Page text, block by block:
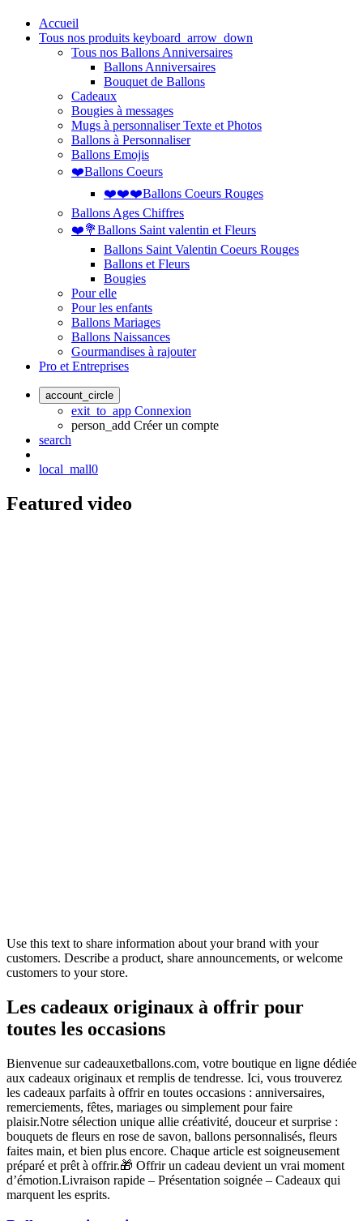
Accueil
Tous nos produits keyboard_arrow_down
Tous nos Ballons Anniversaires
Ballons Anniversaires
Bouquet de Ballons
Cadeaux
Bougies à messages
Mugs à personnaliser Texte et Photos
Ballons à Personnaliser
Ballons Emojis
❤️Ballons Coeurs
❤️❤️❤️Ballons Coeurs Rouges
Ballons Ages Chiffres
❤️💐Ballons Saint valentin et Fleurs
Ballons Saint Valentin Coeurs Rouges
Ballons et Fleurs
Bougies
Pour elle
Pour les enfants
Ballons Mariages
Ballons Naissances
Gourmandises à rajouter
Pro et Entreprises
account_circle
exit_to_app Connexion
person_add Créer un compte
search
local_mall0
Featured video
Use this text to share information about your brand with your
customers. Describe a product, share announcements, or welcome
customers to your store.
Les cadeaux originaux à offrir pour
toutes les occasions
Bienvenue sur cadeauxetballons.com, votre boutique en ligne dédiée
aux cadeaux originaux et remplis de tendresse. Ici, vous trouverez
les cadeaux parfaits à offrir en toutes occasions : anniversaires,
remerciements, fêtes, mariages ou simplement pour faire
plaisir.Notre sélection unique allie créativité, douceur et surprise :
bouquets de fleurs en rose de savon, ballons personnalisés, fleurs
faites main, et bien plus encore. Chaque article est soigneusement
préparé et prêt à offrir.🎁 Offrir un cadeau devient un vrai moment
d’émotion.Livraison rapide – Présentation soignée – Cadeaux qui
marquent les esprits.